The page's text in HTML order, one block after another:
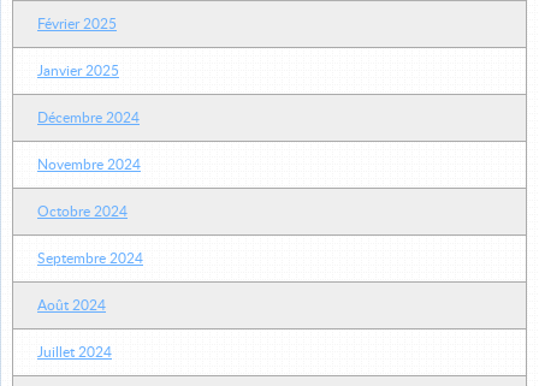
Février 2025
Janvier 2025
Décembre 2024
Novembre 2024
Octobre 2024
Septembre 2024
Août 2024
Juillet 2024